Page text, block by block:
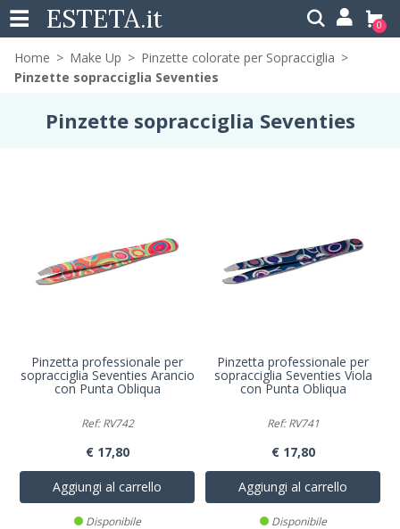
ESTETA.it 0
Home Make Up
Pinzette colorate per Sopracciglia
Pinzette sopracciglia Seventies
Pinzette sopracciglia Seventies
Pinzetta professionale per
sopracciglia Seventies Arancio
con Punta Obliqua
Ref: RV742
€ 17,80
Aggiungi al carrello
Disponibile
Pinzetta professionale per
sopracciglia Seventies Viola
con Punta Obliqua
Ref: RV741
€ 17,80
Aggiungi al carrello
Disponibile